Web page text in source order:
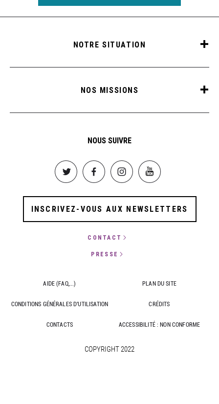
NOTRE SITUATION
NOS MISSIONS
NOUS SUIVRE
Image Image Image Image
INSCRIVEZ-VOUS AUX NEWSLETTERS
CONTACT
PRESSE
AIDE (FAQ,...) PLAN DU SITE
CONDITIONS GÉNÉRALES D'UTILISATION CRÉDITS
CONTACTS ACCESSIBILITÉ : NON CONFORME
COPYRIGHT 2022